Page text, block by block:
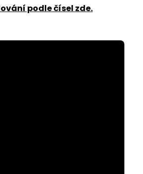
podle čísel zde.